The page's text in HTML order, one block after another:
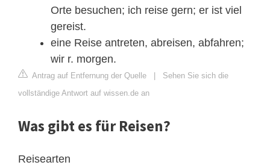
Orte besuchen; ich reise gern; er ist viel
gereist.
eine Reise antreten, abreisen, abfahren;
wir r. morgen.
Antrag auf Entfernung der Quelle | Sehen Sie sich die
vollständige Antwort auf wissen.de an
Was gibt es für Reisen?
Reisearten